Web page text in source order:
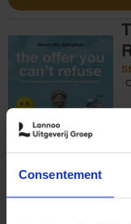
Consentement